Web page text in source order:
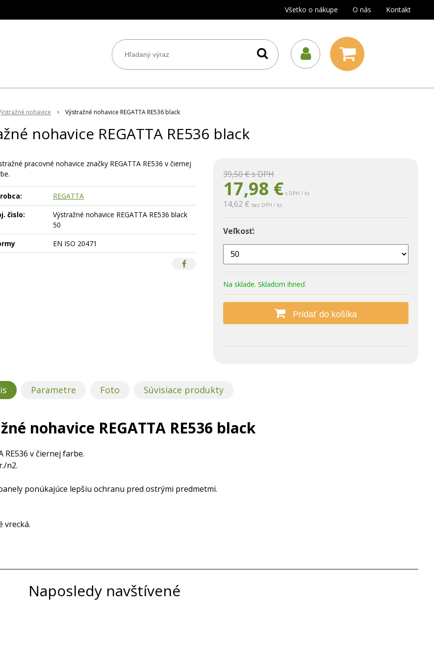
Všetko o nákupe O nás Kontakt
nohavice Výstražné nohavice REGATTA RE536 black
nohavice REGATTA RE536 black
39,50 €s DPH
17,98 € s DPH / ks
14,62 € bez DPH / ks
Veľkosť:
Na sklade. Skladom ihneď.
Pridať do košíka
pracovné nohavice značky REGATTA RE536 v čiernej
REGATTA
čislo:
Výstražné nohavice REGATTA RE536 black
50
EN ISO 20471
Parametre Foto Súvisiace produkty
nohavice REGATTA RE536 black
RE536 v čiernej farbe.
n2.
ponúkajúce lepšiu ochranu pred ostrými predmetmi.
vrecká.
Naposledy navštívené